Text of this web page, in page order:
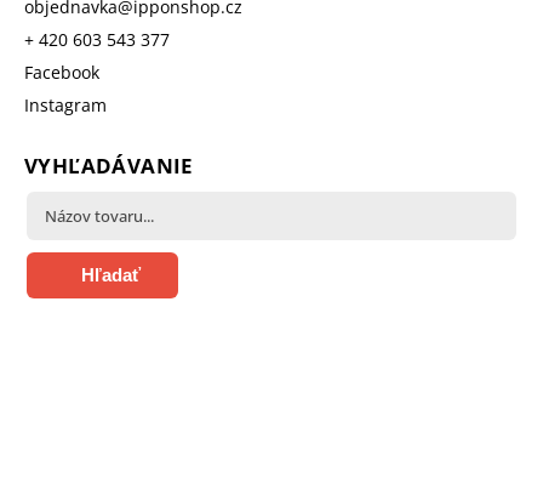
objednavka@ipponshop.cz
+ 420 603 543 377
Facebook
Instagram
VYHĽADÁVANIE
Hľadať